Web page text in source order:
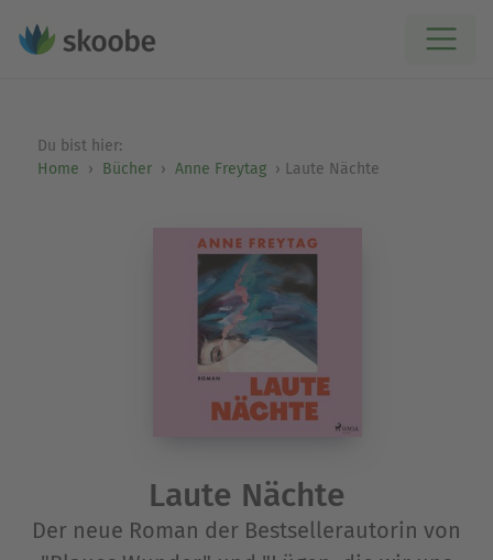
Du bist hier:
Home
Bücher Anne Freytag Laute Nächte
Laute Nächte
Der neue Roman der Bestsellerautorin von